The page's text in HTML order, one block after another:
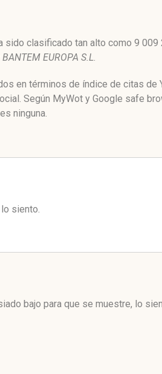
clasificado tan alto como 9 009
BANTEM EUROPA S.L.
en términos de índice de citas de
Según MyWot y Google safe
ninguna.
siento.
bajo para que se muestre, lo